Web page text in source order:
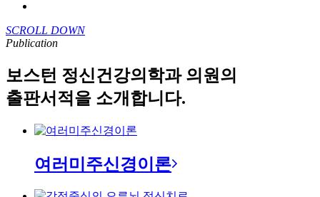
SCROLL DOWN
Publication
보스턴 정신건강의학과 의원의
출판서적을 소개합니다.
여러미주신경이론